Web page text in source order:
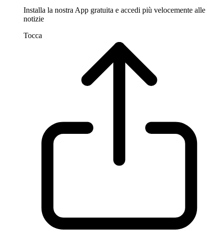
Installa la nostra App gratuita e accedi più velocemente alle
notizie
Tocca